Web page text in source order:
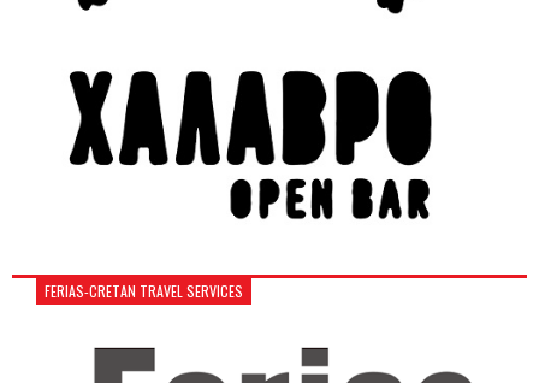
FERIAS-CRETAN TRAVEL SERVICES